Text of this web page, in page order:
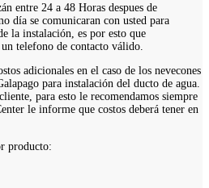
entre 24 a 48 Horas despues de
día se comunicaran con usted para
la instalación, es por esto que
telefono de contacto válido.
adicionales en el caso de los nevecones
para instalación del ducto de agua.
para esto le recomendamos siempre
le informe que costos deberá tener en
producto: